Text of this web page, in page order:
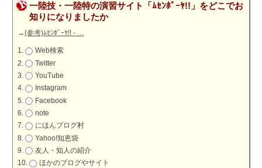
一陸技・一陸特の演習サイト「ﾑｾﾝﾎﾞｰﾔ!!」をどこでお
知りになりましたか
→(参考)ﾑｾﾝﾎﾞｰﾔ!! - …
Web検索
Twitter
YouTube
Instagram
Facebook
note
にほんブログ村
Yahoo!知恵袋
友人・知人の紹介
ほかのブログやサイト